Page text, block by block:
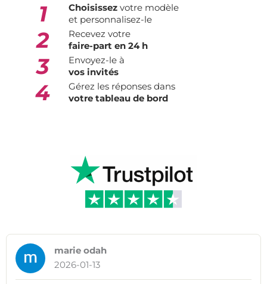
1 Choisissezvotre modèle
et personnalisez-le
2
Recevez votre
faire-part en 24 h
3
Envoyez-le à
vos invités
4
Gérez les réponses dans
votre tableau de bord
marie odah
2026-01-13